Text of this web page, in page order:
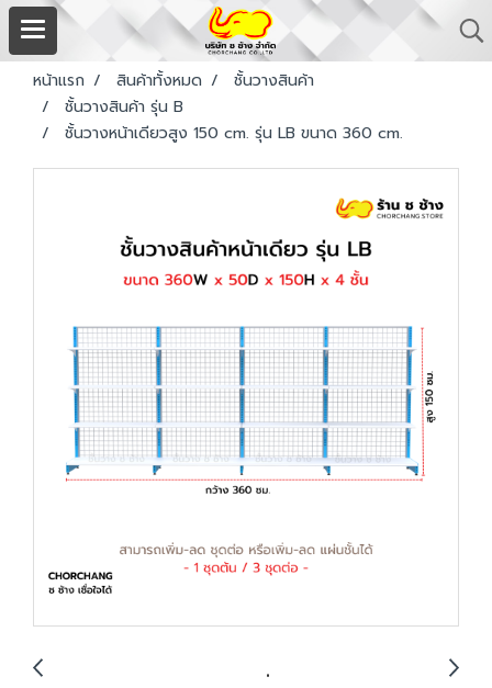
หน้าแรก สินค้าทั้งหมด
ชั้นวางสินค้า
ชั้นวางสินค้า รุ่น B
ชั้นวางหน้าเดียวสูง 150 cm. รุ่น LB ขนาด 360 cm.